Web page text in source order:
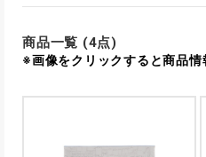
商品一覧 (4点)
※画像をクリックすると商品情